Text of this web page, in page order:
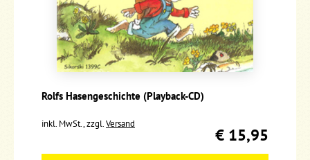
Rolfs Hasengeschichte (Playback-CD)
inkl. MwSt., zzgl.Versand
€ 15,95